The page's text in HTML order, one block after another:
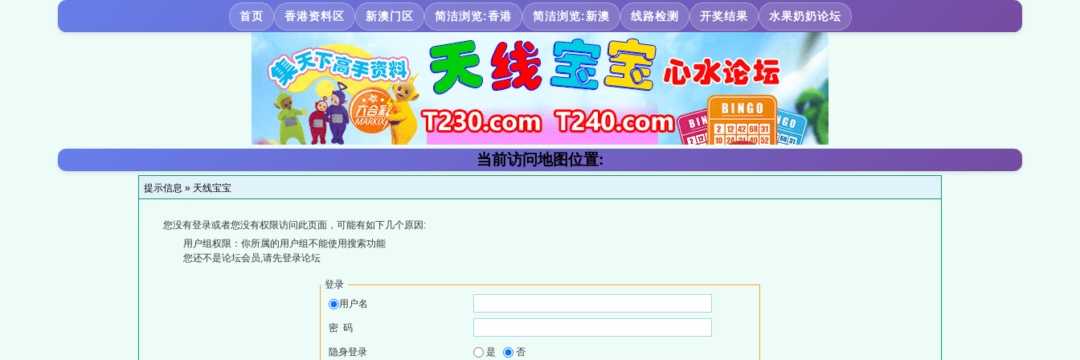
首页 香港资料区 新澳门区 简洁浏览:香港 简洁浏览:新澳 线路检测 开奖结果 水果奶奶论坛
当前访问地图位置:
提示信息 » 天线宝宝
您没有登录或者您没有权限访问此页面，可能有如下几个原因:
用户组权限：你所属的用户组不能使用搜索功能
您还不是论坛会员,请先登录论坛
登录
用户名
密 码
隐身登录 是 否